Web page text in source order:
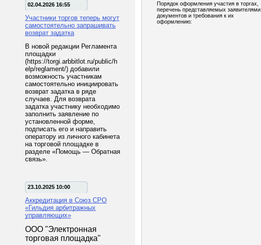
02.04.2026 16:55
Участники торгов теперь могут
самостоятельно запрашивать
возврат задатка
В новой редакции Регламента
площадки
(https://torgi.arbbitlot.ru/public/h
elp/reglament/) добавили
возможность участникам
самостоятельно инициировать
возврат задатка в ряде
случаев. Для возврата
задатка участнику необходимо
заполнить заявление по
установленной форме,
подписать его и направить
оператору из личного кабинета
на торговой площадке в
разделе «Помощь — Обратная
связь».
23.10.2025 10:00
Аккредитация в Союз СРО
«Гильдия арбитражных
управляющих»
ООО "Электронная
торговая площадка"
Порядок оформления участия в торгах,
перечень представляемых заявителями
документов и требования к их
оформлению: